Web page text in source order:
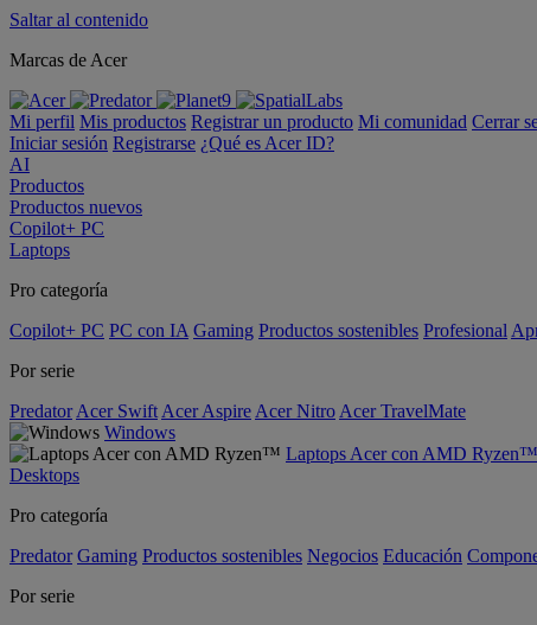
Saltar al contenido
Marcas de Acer
Mi perfil Mis productos Registrar un producto Mi comunidad Cerrar
Iniciar sesión Registrarse ¿Qué es Acer ID?
AI
Productos
Productos nuevos
Copilot+ PC
Laptops
Pro categoría
Copilot+ PC PC con IA Gaming Productos sostenibles Profesional
Por serie
Predator Acer Swift Acer Aspire Acer Nitro Acer TravelMate
Windows
Laptops Acer con AMD Ryzen™
Desktops
Pro categoría
Predator Gaming Productos sostenibles Negocios Educación
Por serie